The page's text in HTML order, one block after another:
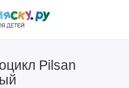
Pilsan